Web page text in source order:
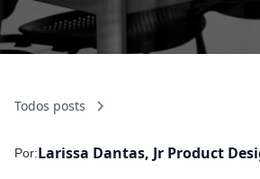
Todos posts
Por:Larissa Dantas, Jr Product